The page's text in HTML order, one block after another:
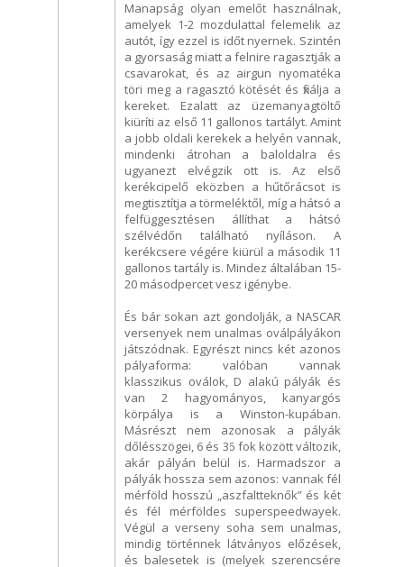
Manapság olyan emelőt használnak,
amelyek 1-2 mozdulattal felemelik az
autót, így ezzel is időt nyernek. Szintén
a gyorsaság miatt a felnire ragasztják a
csavarokat, és az airgun nyomatéka
töri meg a ragasztó kötését és fixálja a
kereket. Ezalatt az üzemanyagtöltő
kiüríti az első 11 gallonos tartályt. Amint
a jobb oldali kerekek a helyén vannak,
mindenki átrohan a baloldalra és
ugyanezt elvégzik ott is. Az első
kerékcipelő eközben a hűtőrácsot is
megtisztítja a törmeléktől, míg a hátsó a
felfüggesztésen állíthat a hátsó
szélvédőn található nyíláson. A
kerékcsere végére kiürül a második 11
gallonos tartály is. Mindez általában 15-
20 másodpercet vesz igénybe.
És bár sokan azt gondolják, a NASCAR
versenyek nem unalmas oválpályákon
játszódnak. Egyrészt nincs két azonos
pályaforma: valóban vannak
klasszikus oválok, D alakú pályák és
van 2 hagyományos, kanyargós
körpálya is a Winston-kupában.
Másrészt nem azonosak a pályák
dőlésszögei, 6 és 36 fok között változik,
akár pályán belül is. Harmadszor a
pályák hossza sem azonos: vannak fél
mérföld hosszú „aszfaltteknők” és két
és fél mérföldes superspeedwayek.
Végül a verseny soha sem unalmas,
mindig történnek látványos előzések,
és balesetek is (melyek szerencsére